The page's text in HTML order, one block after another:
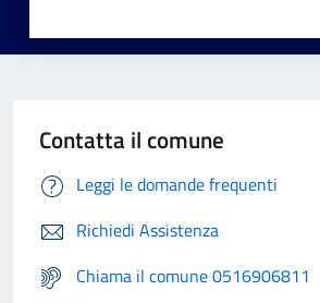
Contatta il comune
Leggi le domande frequenti
Richiedi Assistenza
Chiama il comune 0516906811